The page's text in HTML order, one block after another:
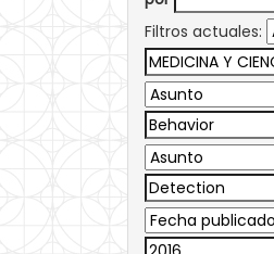
Filtros actuales: